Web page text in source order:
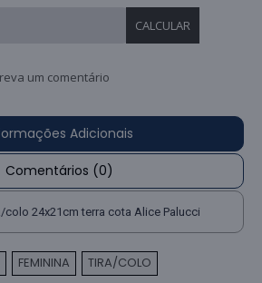
CALCULAR
um comentário
Adicionais
Comentários (0)
colo 24x21cm terra cota Alice Palucci
FEMININA TIRA/COLO